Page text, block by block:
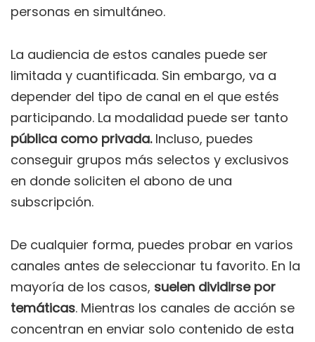
personas en simultáneo.
La audiencia de estos canales puede ser
limitada y cuantificada. Sin embargo, va a
depender del tipo de canal en el que estés
participando. La modalidad puede ser tanto
pública como privada.Incluso, puedes
conseguir grupos más selectos y exclusivos
en donde soliciten el abono de una
subscripción.
De cualquier forma, puedes probar en varios
canales antes de seleccionar tu favorito. En la
mayoría de los casos, suelen dividirse por
temáticas. Mientras los canales de acción se
concentran en enviar solo contenido de esta